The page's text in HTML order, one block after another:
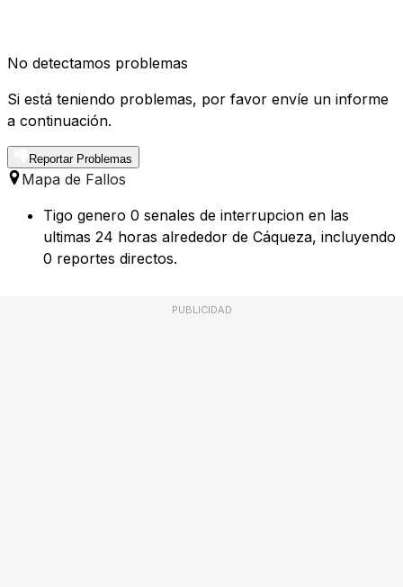
No detectamos problemas
Si está teniendo problemas, por favor envíe un informe
a continuación.
Reportar Problemas
Mapa de Fallos
Tigo genero 0 senales de interrupcion en las
ultimas 24 horas alrededor de Cáqueza, incluyendo
0 reportes directos.
PUBLICIDAD